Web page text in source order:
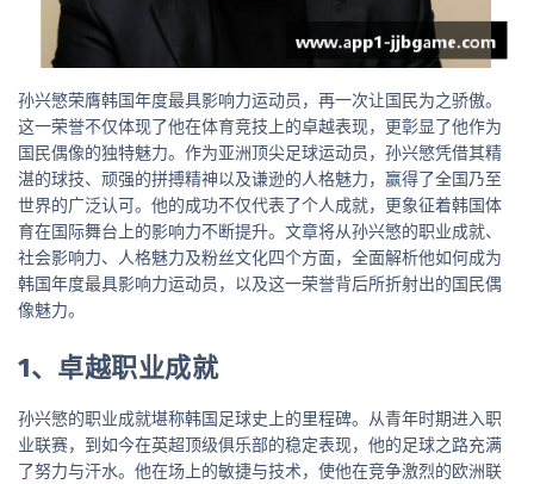
孙兴慜荣膺韩国年度最具影响力运动员，再一次让国民为之骄傲。
这一荣誉不仅体现了他在体育竞技上的卓越表现，更彰显了他作为
国民偶像的独特魅力。作为亚洲顶尖足球运动员，孙兴慜凭借其精
湛的球技、顽强的拼搏精神以及谦逊的人格魅力，赢得了全国乃至
世界的广泛认可。他的成功不仅代表了个人成就，更象征着韩国体
育在国际舞台上的影响力不断提升。文章将从孙兴慜的职业成就、
社会影响力、人格魅力及粉丝文化四个方面，全面解析他如何成为
韩国年度最具影响力运动员，以及这一荣誉背后所折射出的国民偶
像魅力。
1、卓越职业成就
孙兴慜的职业成就堪称韩国足球史上的里程碑。从青年时期进入职
业联赛，到如今在英超顶级俱乐部的稳定表现，他的足球之路充满
了努力与汗水。他在场上的敏捷与技术，使他在竞争激烈的欧洲联